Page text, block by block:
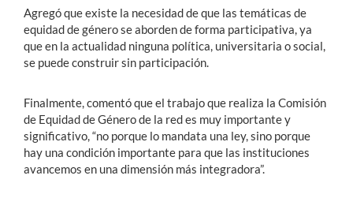
Agregó que existe la necesidad de que las temáticas de
equidad de género se aborden de forma participativa, ya
que en la actualidad ninguna política, universitaria o social,
se puede construir sin participación.
Finalmente, comentó que el trabajo que realiza la Comisión
de Equidad de Género de la red es muy importante y
significativo, “no porque lo mandata una ley, sino porque
hay una condición importante para que las instituciones
avancemos en una dimensión más integradora”.